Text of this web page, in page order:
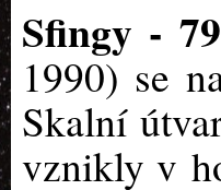
Sfingy -
1990) se
Skalní
vznikly v